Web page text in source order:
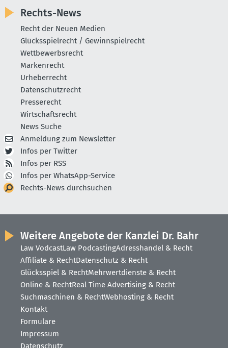
Rechts-News
Recht der Neuen Medien
Glücksspielrecht / Gewinnspielrecht
Wettbewerbsrecht
Markenrecht
Urheberrecht
Datenschutzrecht
Presserecht
Wirtschaftsrecht
News Suche
Anmeldung zum Newsletter
Infos per Twitter
Infos per RSS
Infos per WhatsApp-Service
Rechts-News durchsuchen
Weitere Angebote der Kanzlei Dr. Bahr
Law VodcastLaw PodcastingAdresshandel & Recht
Affiliate & RechtDatenschutz & Recht
Glücksspiel & RechtMehrwertdienste & Recht
Online & RechtReal Time Advertising & Recht
Suchmaschinen & RechtWebhosting & Recht
Kontakt
Formulare
Impressum
Datenschutz